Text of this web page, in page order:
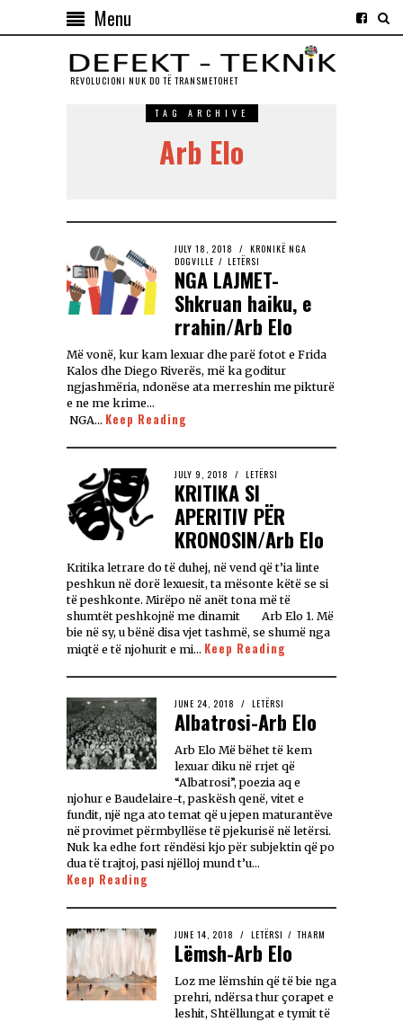
Menu
REVOLUCIONI NUK DO TЁ TRANSMETOHET
TAG ARCHIVE
Arb Elo
JULY 18, 2018
KRONIKË NGA
DOGVILLE / LETËRSI
NGA LAJMET-
Shkruan haiku, e
rrahin/Arb Elo
Më vonë, kur kam lexuar dhe parë fotot e Frida
Kalos dhe Diego Riverës, më ka goditur
ngjashmëria, ndonëse ata merreshin me pikturë
e ne me krime…
NGA… Keep Reading
JULY 9, 2018 LETËRSI
KRITIKA SI
APERITIV PËR
KRONOSIN/Arb Elo
Kritika letrare do të duhej, në vend që t’ia linte
peshkun në dorë lexuesit, ta mësonte këtë se si
të peshkonte. Mirëpo në anët tona më të
shumtët peshkojnë me dinamit Arb Elo 1. Më
bie në sy, u bënë disa vjet tashmë, se shumë nga
miqtë e të njohurit e mi… Keep Reading
JUNE 24, 2018 LETËRSI
Albatrosi-Arb Elo
Arb Elo Më bëhet të kem
lexuar diku në rrjet që
“Albatrosi”, poezia aq e
njohur e Baudelaire-t, paskësh qenë, vitet e
fundit, një nga ato temat që u jepen maturantëve
në provimet përmbyllëse të pjekurisë në letërsi.
Nuk ka edhe fort rëndësi kjo për subjektin që po
dua të trajtoj, pasi njëlloj mund t’u…
Keep Reading
JUNE 14, 2018 LETËRSI / THARM
Lëmsh-Arb Elo
Loz me lëmshin që të bie nga
prehri, ndërsa thur çorapet e
leshit, Shtëllungat e tymit të